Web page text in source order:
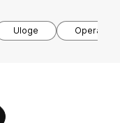
Uloge